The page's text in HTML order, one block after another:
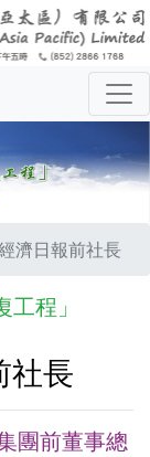
濟日報前社長
程」
社長
團前董事總